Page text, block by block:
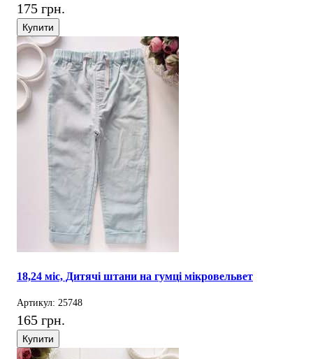
175 грн.
Купити
18,24 міс, Дитячі штани на гумці мікровельвет
Артикул: 25748
165 грн.
Купити